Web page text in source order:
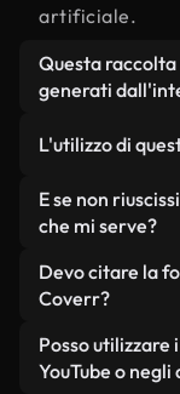
artificiale.
Questa
generati
da filmati
gentiluomo, e
artificiale.
L'utilizzo di
Non se scegli
Offriamo
mantengono
tempi di
come LCP.
E se non
che mi serve?
Puoi crearne
Studio. Ti
pochi secondi
conformità
Devo citare la
Coverr?
Non è
Tutti i video
Posso utilizzare
YouTube o